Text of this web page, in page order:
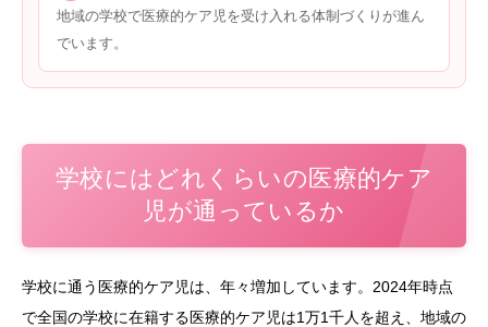
地域の学校で医療的ケア児を受け入れる体制づくりが進ん
でいます。
学校にはどれくらいの医療的ケア
児が通っているか
学校に通う医療的ケア児は、年々増加しています。2024年時点
で全国の学校に在籍する医療的ケア児は1万1千人を超え、地域の